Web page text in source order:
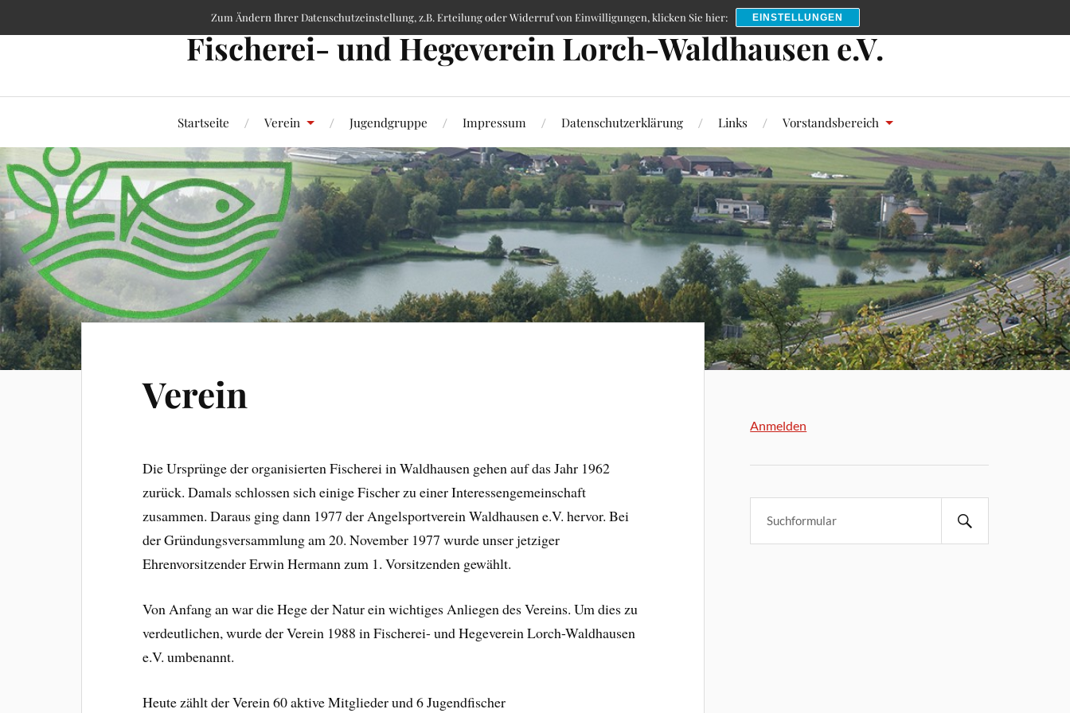
Fischerei- und Hegeverein Lorch-Waldhausen e.V.
Startseite Verein Jugendgruppe Impressum Datenschutzerklärung Links Vorstandsbereich
Verein
Die Ursprünge der organisierten Fischerei in Waldhausen gehen auf das Jahr 1962
zurück. Damals schlossen sich einige Fischer zu einer Interessengemeinschaft
zusammen. Daraus ging dann 1977 der Angelsportverein Waldhausen e.V. hervor. Bei
der Gründungsversammlung am 20. November 1977 wurde unser jetziger
Ehrenvorsitzender Erwin Hermann zum 1. Vorsitzenden gewählt.
Von Anfang an war die Hege der Natur ein wichtiges Anliegen des Vereins. Um dies zu
verdeutlichen, wurde der Verein 1988 in Fischerei- und Hegeverein Lorch-Waldhausen
e.V. umbenannt.
Heute zählt der Verein 60 aktive Mitglieder und 6 Jugendfischer
Anmelden
Zum Ändern Ihrer Datenschutzeinstellung, z.B. Erteilung oder Widerruf von Einwilligungen, klicken Sie hier: EINSTELLUNGEN